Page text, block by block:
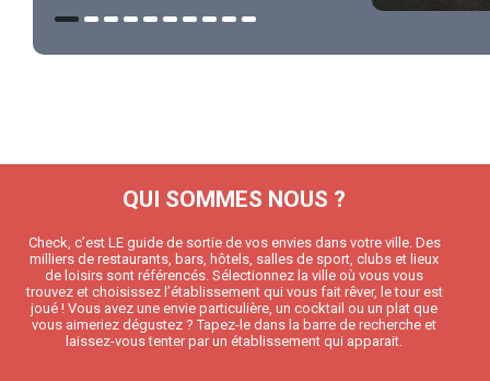
QUI SOMMES NOUS ?
Check, c’est LE guide de sortie de vos envies dans votre ville. Des
milliers de restaurants, bars, hôtels, salles de sport, clubs et lieux
de loisirs sont référencés. Sélectionnez la ville où vous vous
trouvez et choisissez l’établissement qui vous fait rêver, le tour est
joué ! Vous avez une envie particulière, un cocktail ou un plat que
vous aimeriez dégustez ? Tapez-le dans la barre de recherche et
laissez-vous tenter par un établissement qui apparait.